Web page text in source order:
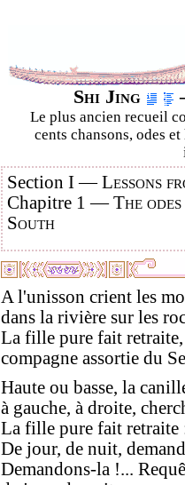
Shi Jing
Le plus ancien recueil
cents chansons, odes
Section I —Lessons
Chapitre 1 —The
South
A l'unisson crient les
dans la rivière sur les
La fille pure fait retraite,
compagne assortie du
Haute ou basse, la
à gauche, à droite,
La fille pure fait retraite
De jour, de nuit,
Demandons-la !...